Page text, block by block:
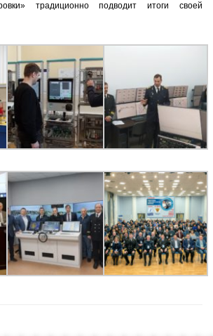
традиционно подводит итоги своей